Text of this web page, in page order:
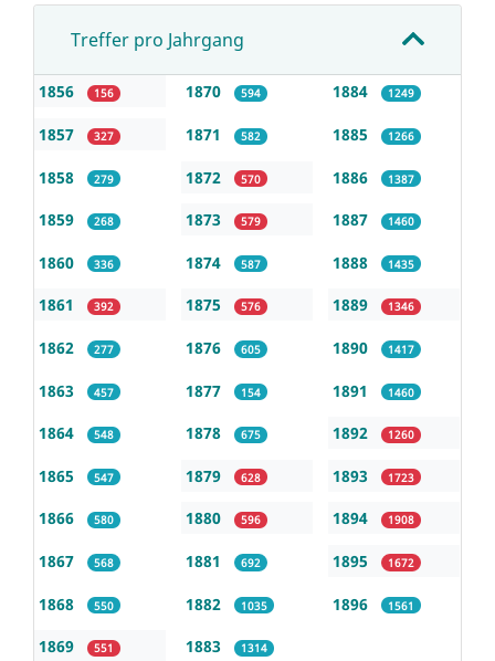
Treffer pro Jahrgang
1856 156
1857 327
1858 279
1859 268
1860 336
1861 392
1862 277
1863 457
1864 548
1865 547
1866 580
1867 568
1868 550
1869 551
1870 594
1871 582
1872 570
1873 579
1874 587
1875 576
1876 605
1877 154
1878 675
1879 628
1880 596
1881 692
1882 1035
1883 1314
1884 1249
1885 1266
1886 1387
1887 1460
1888 1435
1889 1346
1890 1417
1891 1460
1892 1260
1893 1723
1894 1908
1895 1672
1896 1561